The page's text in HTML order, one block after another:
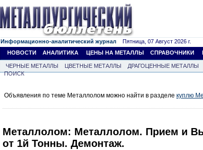
Информационно-аналитический журнал Пятница, 07 Август 2026 г.
НОВОСТИ
АНАЛИТИКА ЦЕНЫ НА МЕТАЛЛЫ СПРАВОЧНИКИ
ЧЕРНЫЕ МЕТАЛЛЫ ЦВЕТНЫЕ МЕТАЛЛЫ ДРАГОЦЕННЫЕ МЕТАЛЛЫ
ПОИСК
Объявления по теме Металлолом можно найти в разделе куплю
Металлолом: Металлолом. Прием и
от 1й Тонны. Демонтаж.